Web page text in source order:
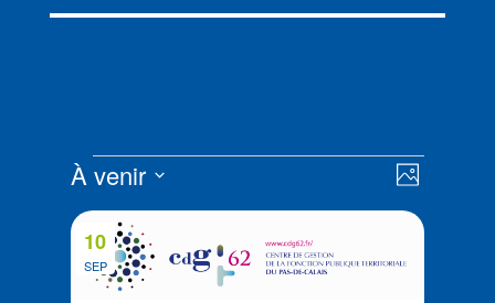
Évènements
par
de
vues
Photo
À venir
la
date
List
of
events
SEP
10